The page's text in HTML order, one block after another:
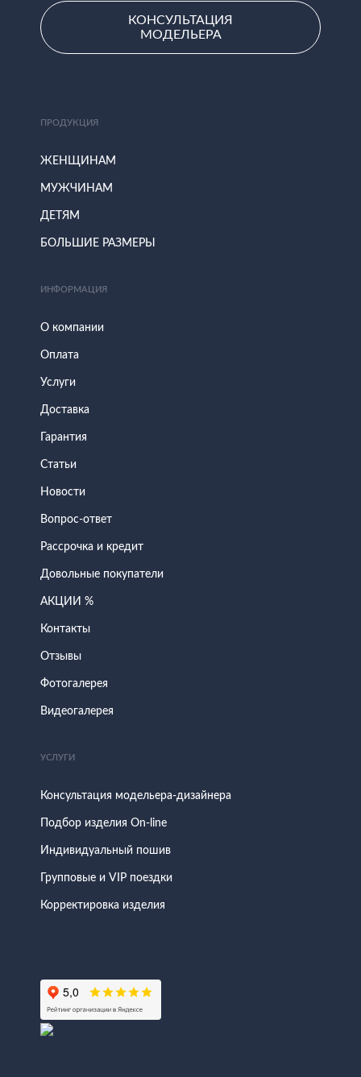
КОНСУЛЬТАЦИЯ
МОДЕЛЬЕРА
ПРОДУКЦИЯ
ЖЕНЩИНАМ
МУЖЧИНАМ
ДЕТЯМ
БОЛЬШИЕ РАЗМЕРЫ
ИНФОРМАЦИЯ
О компании
Оплата
Услуги
Доставка
Гарантия
Статьи
Новости
Вопрос-ответ
Рассрочка и кредит
Довольные покупатели
АКЦИИ %
Контакты
Отзывы
Фотогалерея
Видеогалерея
УСЛУГИ
Консультация модельера-дизайнера
Подбор изделия On-line
Индивидуальный пошив
Групповые и VIP поездки
Корректировка изделия